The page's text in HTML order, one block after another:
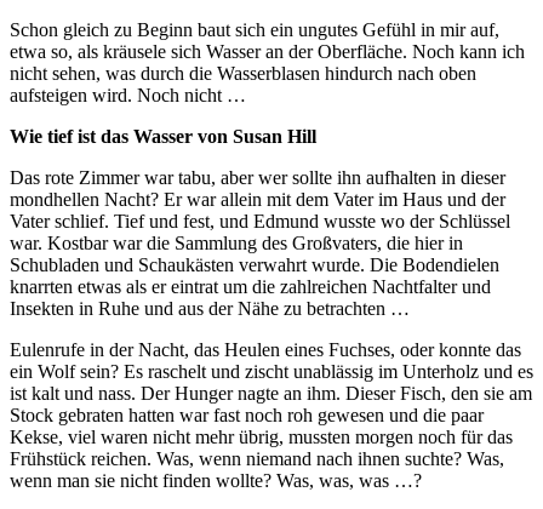
Schon gleich zu Beginn baut sich ein ungutes Gefühl in mir auf,
etwa so, als kräusele sich Wasser an der Oberfläche. Noch kann ich
nicht sehen, was durch die Wasserblasen hindurch nach oben
aufsteigen wird. Noch nicht …
Wie tief ist das Wasser von Susan Hill
Das rote Zimmer war tabu, aber wer sollte ihn aufhalten in dieser
mondhellen Nacht? Er war allein mit dem Vater im Haus und der
Vater schlief. Tief und fest, und Edmund wusste wo der Schlüssel
war. Kostbar war die Sammlung des Großvaters, die hier in
Schubladen und Schaukästen verwahrt wurde. Die Bodendielen
knarrten etwas als er eintrat um die zahlreichen Nachtfalter und
Insekten in Ruhe und aus der Nähe zu betrachten …
Eulenrufe in der Nacht, das Heulen eines Fuchses, oder konnte das
ein Wolf sein? Es raschelt und zischt unablässig im Unterholz und es
ist kalt und nass. Der Hunger nagte an ihm. Dieser Fisch, den sie am
Stock gebraten hatten war fast noch roh gewesen und die paar
Kekse, viel waren nicht mehr übrig, mussten morgen noch für das
Frühstück reichen. Was, wenn niemand nach ihnen suchte? Was,
wenn man sie nicht finden wollte? Was, was, was …?